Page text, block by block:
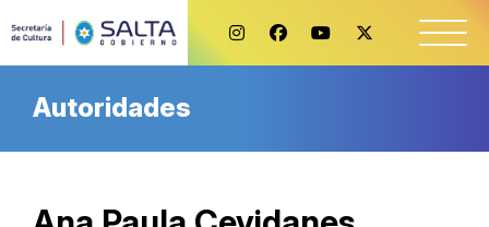
Autoridades